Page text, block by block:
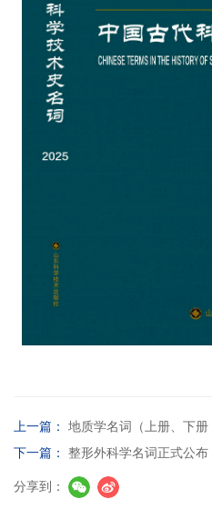
上一篇：
地质学名词（上册、下
下一篇：
整形外科学名词正式公布
分享到：